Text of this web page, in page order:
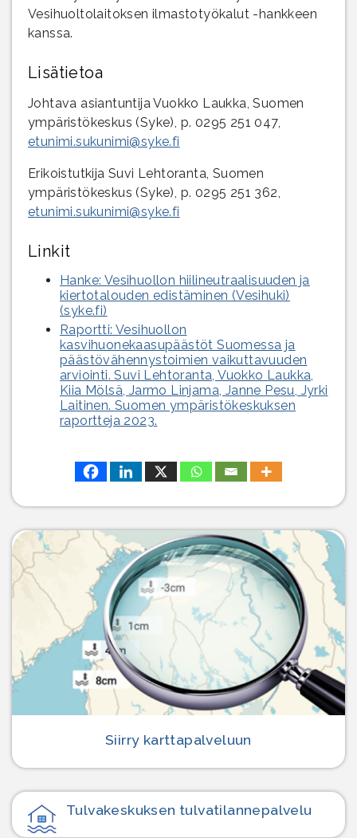
Vesihuoltolaitoksen ilmastotyökalut -hankkeen
kanssa.
Lisätietoa
Johtava asiantuntija Vuokko Laukka, Suomen
ympäristökeskus (Syke), p. 0295 251 047,
etunimi.sukunimi@syke.fi
Erikoistutkija Suvi Lehtoranta, Suomen
ympäristökeskus (Syke), p. 0295 251 362,
etunimi.sukunimi@syke.fi
Linkit
Hanke: Vesihuollon hiilineutraalisuuden ja
kiertotalouden edistäminen (Vesihuki)
(syke.fi)
Raportti: Vesihuollon
kasvihuonekaasupäästöt Suomessa ja
päästövähennystoimien vaikuttavuuden
arviointi. Suvi Lehtoranta, Vuokko Laukka,
Kiia Mölsä, Jarmo Linjama, Janne Pesu, Jyrki
Laitinen. Suomen ympäristökeskuksen
raportteja 2023.
Siirry karttapalveluun
Tulvakeskuksen tulvatilanne­palvelu